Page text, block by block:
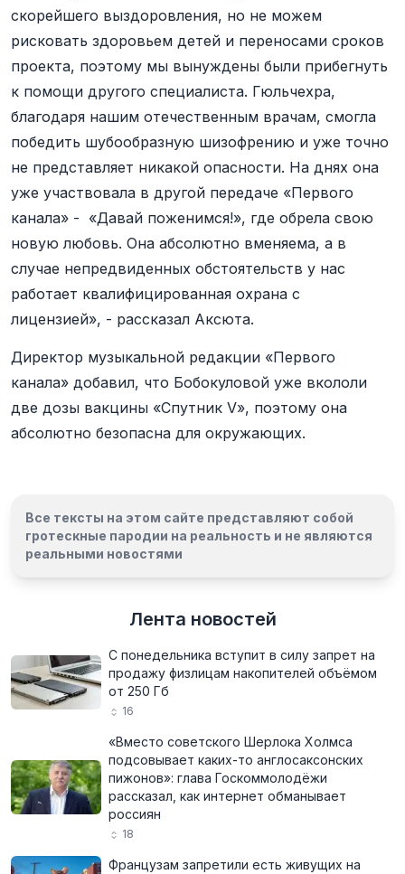
скорейшего выздоровления, но не можем
рисковать здоровьем детей и переносами сроков
проекта, поэтому мы вынуждены были прибегнуть
к помощи другого специалиста. Гюльчехра,
благодаря нашим отечественным врачам, смогла
победить шубообразную шизофрению и уже точно
не представляет никакой опасности. На днях она
уже участвовала в другой передаче «Первого
канала» - «Давай поженимся!», где обрела свою
новую любовь. Она абсолютно вменяема, а в
случае непредвиденных обстоятельств у нас
работает квалифицированная охрана с
лицензией», - рассказал Аксюта.
Директор музыкальной редакции «Первого
канала» добавил, что Бобокуловой уже вкололи
две дозы вакцины «Спутник V», поэтому она
абсолютно безопасна для окружающих.
Все тексты на этом сайте представляют собой
гротескные пародии на реальность и не являются
реальными новостями
Лента новостей
С понедельника вступит в силу запрет на
продажу физлицам накопителей объёмом
от 250 Гб
16
«Вместо советского Шерлока Холмса
подсовывает каких-то англосаксонских
пижонов»: глава Госкоммолодёжи
рассказал, как интернет обманывает
россиян
18
Французам запретили есть живущих на